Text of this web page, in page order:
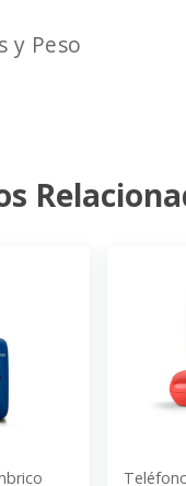
y Peso